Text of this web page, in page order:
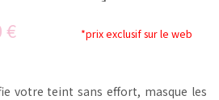
€ *prix exclusif sur le web
votre teint sans effort, masque les